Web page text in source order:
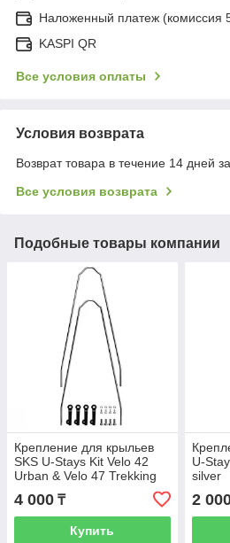
Наложенный платеж (комиссия
KASPI QR
Все условия оплаты
Условия возврата
Возврат товара в течение 14 дней
Все условия возврата
Подобные товары компании
Крепление для крыльев
SKS U-Stays Kit Velo 42
Urban & Velo 47 Trekking
For Suntour Forks With Ey
4 000 ₸
Купить
U-
silver
2